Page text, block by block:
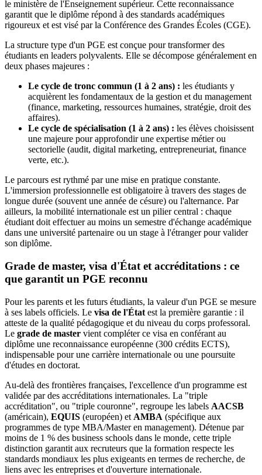
le ministère de l'Enseignement supérieur. Cette reconnaissance
garantit que le diplôme répond à des standards académiques
rigoureux et est visé par la Conférence des Grandes Écoles (CGE).
La structure type d'un PGE est conçue pour transformer des
étudiants en leaders polyvalents. Elle se décompose généralement en
deux phases majeures :
Le cycle de tronc commun (1 à 2 ans) : les étudiants y
acquièrent les fondamentaux de la gestion et du management
(finance, marketing, ressources humaines, stratégie, droit des
affaires).
Le cycle de spécialisation (1 à 2 ans) : les élèves choisissent
une majeure pour approfondir une expertise métier ou
sectorielle (audit, digital marketing, entrepreneuriat, finance
verte, etc.).
Le parcours est rythmé par une mise en pratique constante.
L'immersion professionnelle est obligatoire à travers des stages de
longue durée (souvent une année de césure) ou l'alternance. Par
ailleurs, la mobilité internationale est un pilier central : chaque
étudiant doit effectuer au moins un semestre d'échange académique
dans une université partenaire ou un stage à l'étranger pour valider
son diplôme.
Grade de master, visa d'État et accréditations : ce
que garantit un PGE reconnu
Pour les parents et les futurs étudiants, la valeur d'un PGE se mesure
à ses labels officiels. Le visa de l'État est la première garantie : il
atteste de la qualité pédagogique et du niveau du corps professoral.
Le grade de master vient compléter ce visa en conférant au
diplôme une reconnaissance européenne (300 crédits ECTS),
indispensable pour une carrière internationale ou une poursuite
d'études en doctorat.
Au-delà des frontières françaises, l'excellence d'un programme est
validée par des accréditations internationales. La "triple
accréditation", ou "triple couronne", regroupe les labels AACSB
(américain), EQUIS (européen) et AMBA (spécifique aux
programmes de type MBA/Master en management). Détenue par
moins de 1 % des business schools dans le monde, cette triple
distinction garantit aux recruteurs que la formation respecte les
standards mondiaux les plus exigeants en termes de recherche, de
liens avec les entreprises et d'ouverture internationale.